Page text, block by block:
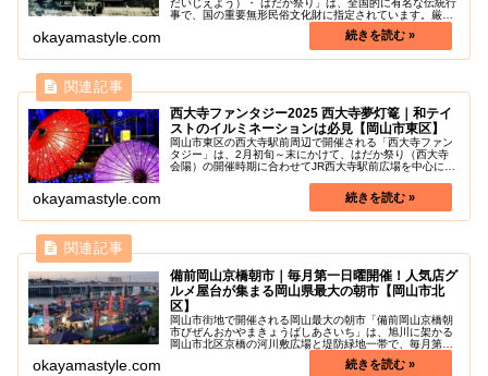
だいじえよう）・ はだか祭り」は、全国的に有名な伝統行
事で、国の重要無形民俗文化財に指定されています。厳冬
の深夜、西大寺観音院の本堂 御福窓（ごふくまど）から投
okayamastyle.com
西大寺ファンタジー2025 西大寺夢灯篭｜和テイ
ストのイルミネーションは必見【岡山市東区】
岡山市東区の西大寺駅前周辺で開催される「西大寺ファン
タジー」は、2月初旬～末にかけて、はだか祭り（西大寺
会陽）の開催時期に合わせてJR西大寺駅前広場を中心に開
okayamastyle.com
備前岡山京橋朝市｜毎月第一日曜開催！人気店グ
ルメ屋台が集まる岡山県最大の朝市【岡山市北
区】
岡山市街地で開催される岡山最大の朝市「備前岡山京橋朝
市びぜんおかやまきょうばしあさいち」は、旭川に架かる
岡山市北区京橋の河川敷広場と堤防緑地一帯で、毎月第一
日曜日（1月は第二日曜日）に開かれています。毎回90～
okayamastyle.com